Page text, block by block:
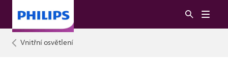
Vnitřní osvětlení